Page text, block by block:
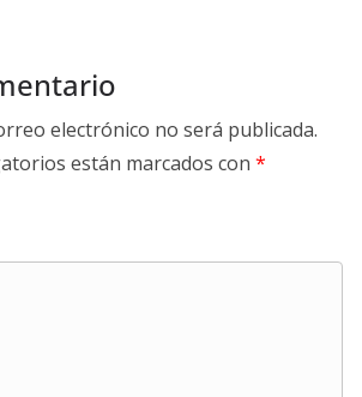
electrónico no será publicada.
están marcados con *